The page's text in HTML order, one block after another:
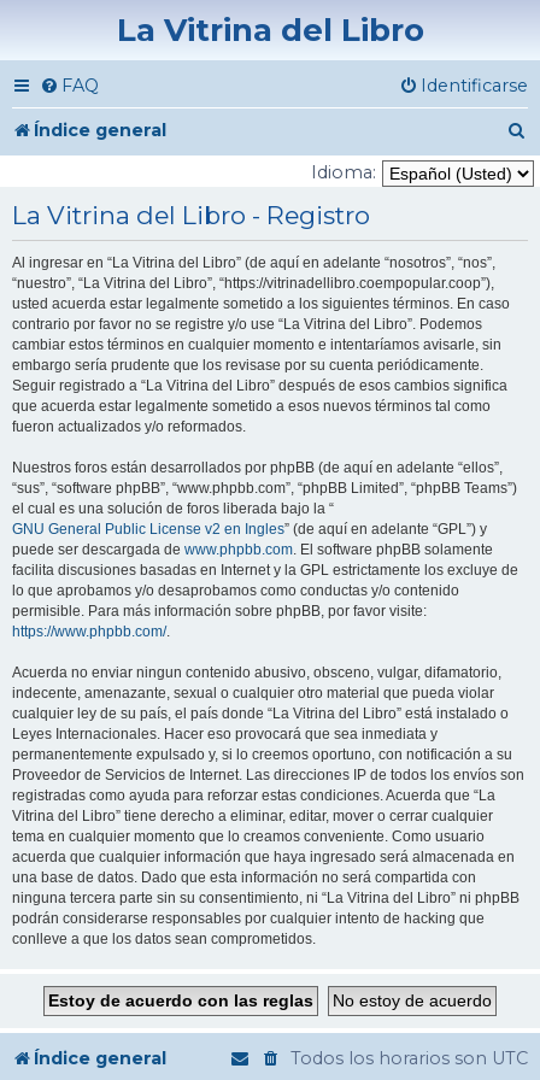
La Vitrina del Libro
FAQ Identificarse
Índice general
u
c
Idioma:
La Vitrina del Libro - Registro
Al ingresar en “La Vitrina del Libro” (de aquí en adelante “nosotros”, “nos”,
“nuestro”, “La Vitrina del Libro”, “https://vitrinadellibro.coempopular.coop”),
usted acuerda estar legalmente sometido a los siguientes términos. En caso
contrario por favor no se registre y/o use “La Vitrina del Libro”. Podemos
cambiar estos términos en cualquier momento e intentaríamos avisarle, sin
embargo sería prudente que los revisase por su cuenta periódicamente.
Seguir registrado a “La Vitrina del Libro” después de esos cambios significa
que acuerda estar legalmente sometido a esos nuevos términos tal como
fueron actualizados y/o reformados.
Nuestros foros están desarrollados por phpBB (de aquí en adelante “ellos”,
“sus”, “software phpBB”, “www.phpbb.com”, “phpBB Limited”, “phpBB Teams”)
el cual es una solución de foros liberada bajo la “
GNU General Public License v2 en Ingles” (de aquí en adelante “GPL”) y
puede ser descargada de www.phpbb.com. El software phpBB solamente
facilita discusiones basadas en Internet y la GPL estrictamente los excluye de
lo que aprobamos y/o desaprobamos como conductas y/o contenido
permisible. Para más información sobre phpBB, por favor visite:
https://www.phpbb.com/.
Acuerda no enviar ningun contenido abusivo, obsceno, vulgar, difamatorio,
indecente, amenazante, sexual o cualquier otro material que pueda violar
cualquier ley de su país, el país donde “La Vitrina del Libro” está instalado o
Leyes Internacionales. Hacer eso provocará que sea inmediata y
permanentemente expulsado y, si lo creemos oportuno, con notificación a su
Proveedor de Servicios de Internet. Las direcciones IP de todos los envíos son
registradas como ayuda para reforzar estas condiciones. Acuerda que “La
Vitrina del Libro” tiene derecho a eliminar, editar, mover o cerrar cualquier
tema en cualquier momento que lo creamos conveniente. Como usuario
acuerda que cualquier información que haya ingresado será almacenada en
una base de datos. Dado que esta información no será compartida con
ninguna tercera parte sin su consentimiento, ni “La Vitrina del Libro” ni phpBB
podrán considerarse responsables por cualquier intento de hacking que
conlleve a que los datos sean comprometidos.
Índice general Todos los horarios son UTC